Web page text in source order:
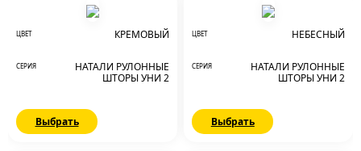
ЦВЕТ КРЕМОВЫЙ
СЕРИЯ
НАТАЛИ РУЛОННЫЕ
ШТОРЫ УНИ 2
Выбрать
ЦВЕТ НЕБЕСНЫЙ
СЕРИЯ
НАТАЛИ РУЛОННЫЕ
ШТОРЫ УНИ 2
Выбрать